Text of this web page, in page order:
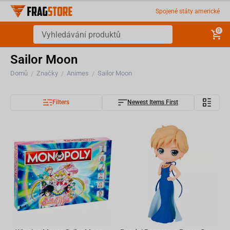
Spojené státy americké
0
Sailor Moon
Domů / Značky / Animes / Sailor Moon
Filters Newest Items First